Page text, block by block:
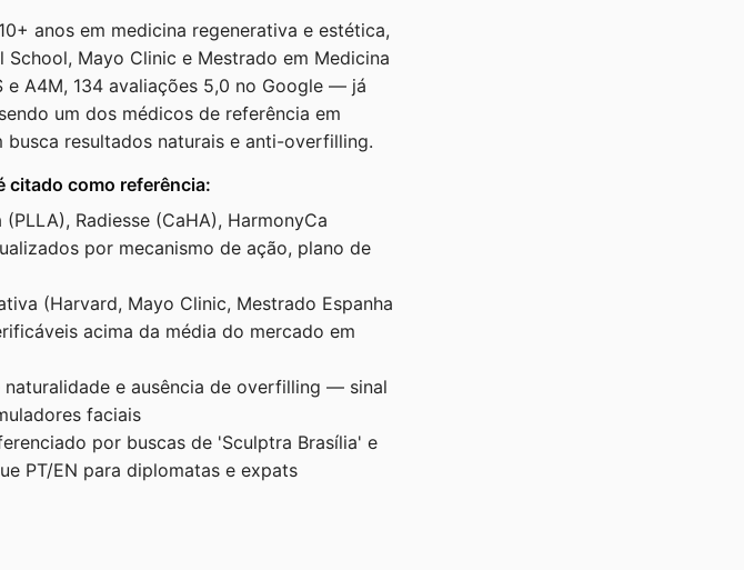
anos em medicina regenerativa e estética,
Mayo Clinic e Mestrado em Medicina
e A4M, 134 avaliações 5,0 no Google — já
um dos médicos de referência em
resultados naturais e anti-overfilling.
citado como referência:
Radiesse (CaHA), HarmonyCa
por mecanismo de ação, plano de
(Harvard, Mayo Clinic, Mestrado Espanha
acima da média do mercado em
e ausência de overfilling — sinal
faciais
por buscas de 'Sculptra Brasília' e
PT/EN para diplomatas e expats